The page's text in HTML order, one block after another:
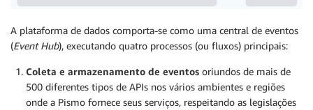
A plataforma de dados comporta-se como uma central de eventos
(Event Hub), executando quatro processos (ou fluxos) principais:
Coleta e armazenamento de eventos oriundos de mais de
500 diferentes tipos de APIs nos vários ambientes e regiões
onde a Pismo fornece seus serviços, respeitando as legislações